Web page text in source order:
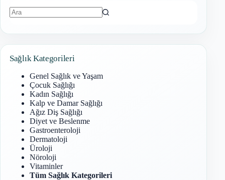
Sağlık Kategorileri
Genel Sağlık ve Yaşam
Çocuk Sağlığı
Kadın Sağlığı
Kalp ve Damar Sağlığı
Ağız Diş Sağlığı
Diyet ve Beslenme
Gastroenteroloji
Dermatoloji
Üroloji
Nöroloji
Vitaminler
Tüm Sağlık Kategorileri